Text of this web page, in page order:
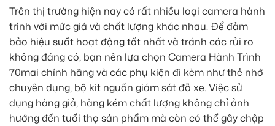
Trên thị trường hiện nay có rất nhiều loại camera hành
trình với mức giá và chất lượng khác nhau. Để đảm
bảo hiệu suất hoạt động tốt nhất và tránh các rủi ro
không đáng có, bạn nên lựa chọn Camera Hành Trình
70mai chính hãng và các phụ kiện đi kèm như thẻ nhớ
chuyên dụng, bộ kit nguồn giám sát đỗ xe. Việc sử
dụng hàng giả, hàng kém chất lượng không chỉ ảnh
hưởng đến tuổi thọ sản phẩm mà còn có thể gây chập